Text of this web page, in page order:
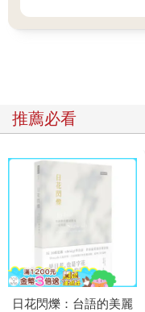
「那是另外一回事！我
「彼得羅，我可真的有
情看著我。
他說話時關心的口氣讓
「維克多，既然如此，
在，我就承認一切都是
在，那你就得相信我。」
「真煩人！好吧，明年
推薦必看
日花閃爍：台語的美麗